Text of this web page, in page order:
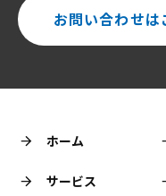
お問い合わせは
ホーム
サービス